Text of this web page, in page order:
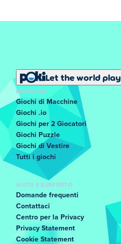
Let the world play
POPOLARE
Giochi di Macchine
Giochi .io
Giochi per 2 Giocatori
Giochi Puzzle
Giochi di Vestire
Tutti i giochi
AIUTO E SUPPORTO
Domande frequenti
Contattaci
Centro per la Privacy
Privacy Statement
Cookie Statement